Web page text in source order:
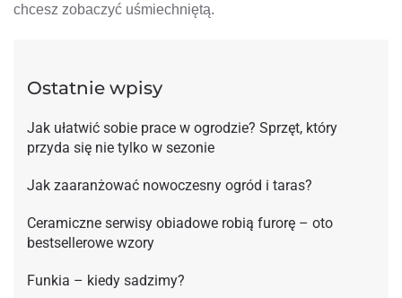
chcesz zobaczyć uśmiechniętą.
Ostatnie wpisy
Jak ułatwić sobie prace w ogrodzie? Sprzęt, który
przyda się nie tylko w sezonie
Jak zaaranżować nowoczesny ogród i taras?
Ceramiczne serwisy obiadowe robią furorę – oto
bestsellerowe wzory
Funkia – kiedy sadzimy?